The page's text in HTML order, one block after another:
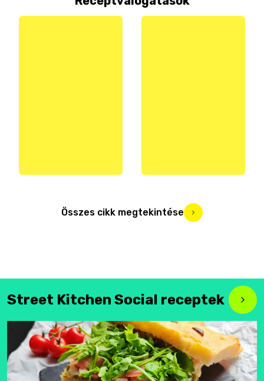
Összes cikk megtekintése
Street Kitchen Social receptek